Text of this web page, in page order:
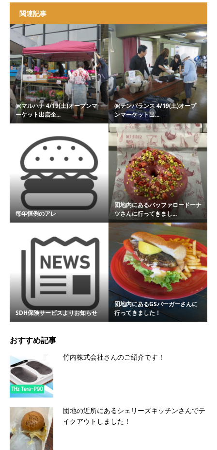
関連記事
㈱マルハナ 4/19(土)オープンマ
ーケット出店企...
㈱テンパランス 4/19(土)オープ
ンマーケット出...
毎年恒例のアレ
団地内にあるバッファロードーナ
ツさんに行ってきまし...
SDH保険サービスよりお知らせ
団地内にあるGSバーガーさんに
行ってきました！
おすすめ記事
竹内株式会社さんのご紹介です！
団地の近所にあるシェリーズキッチンさんでテ
イクアウトしました！